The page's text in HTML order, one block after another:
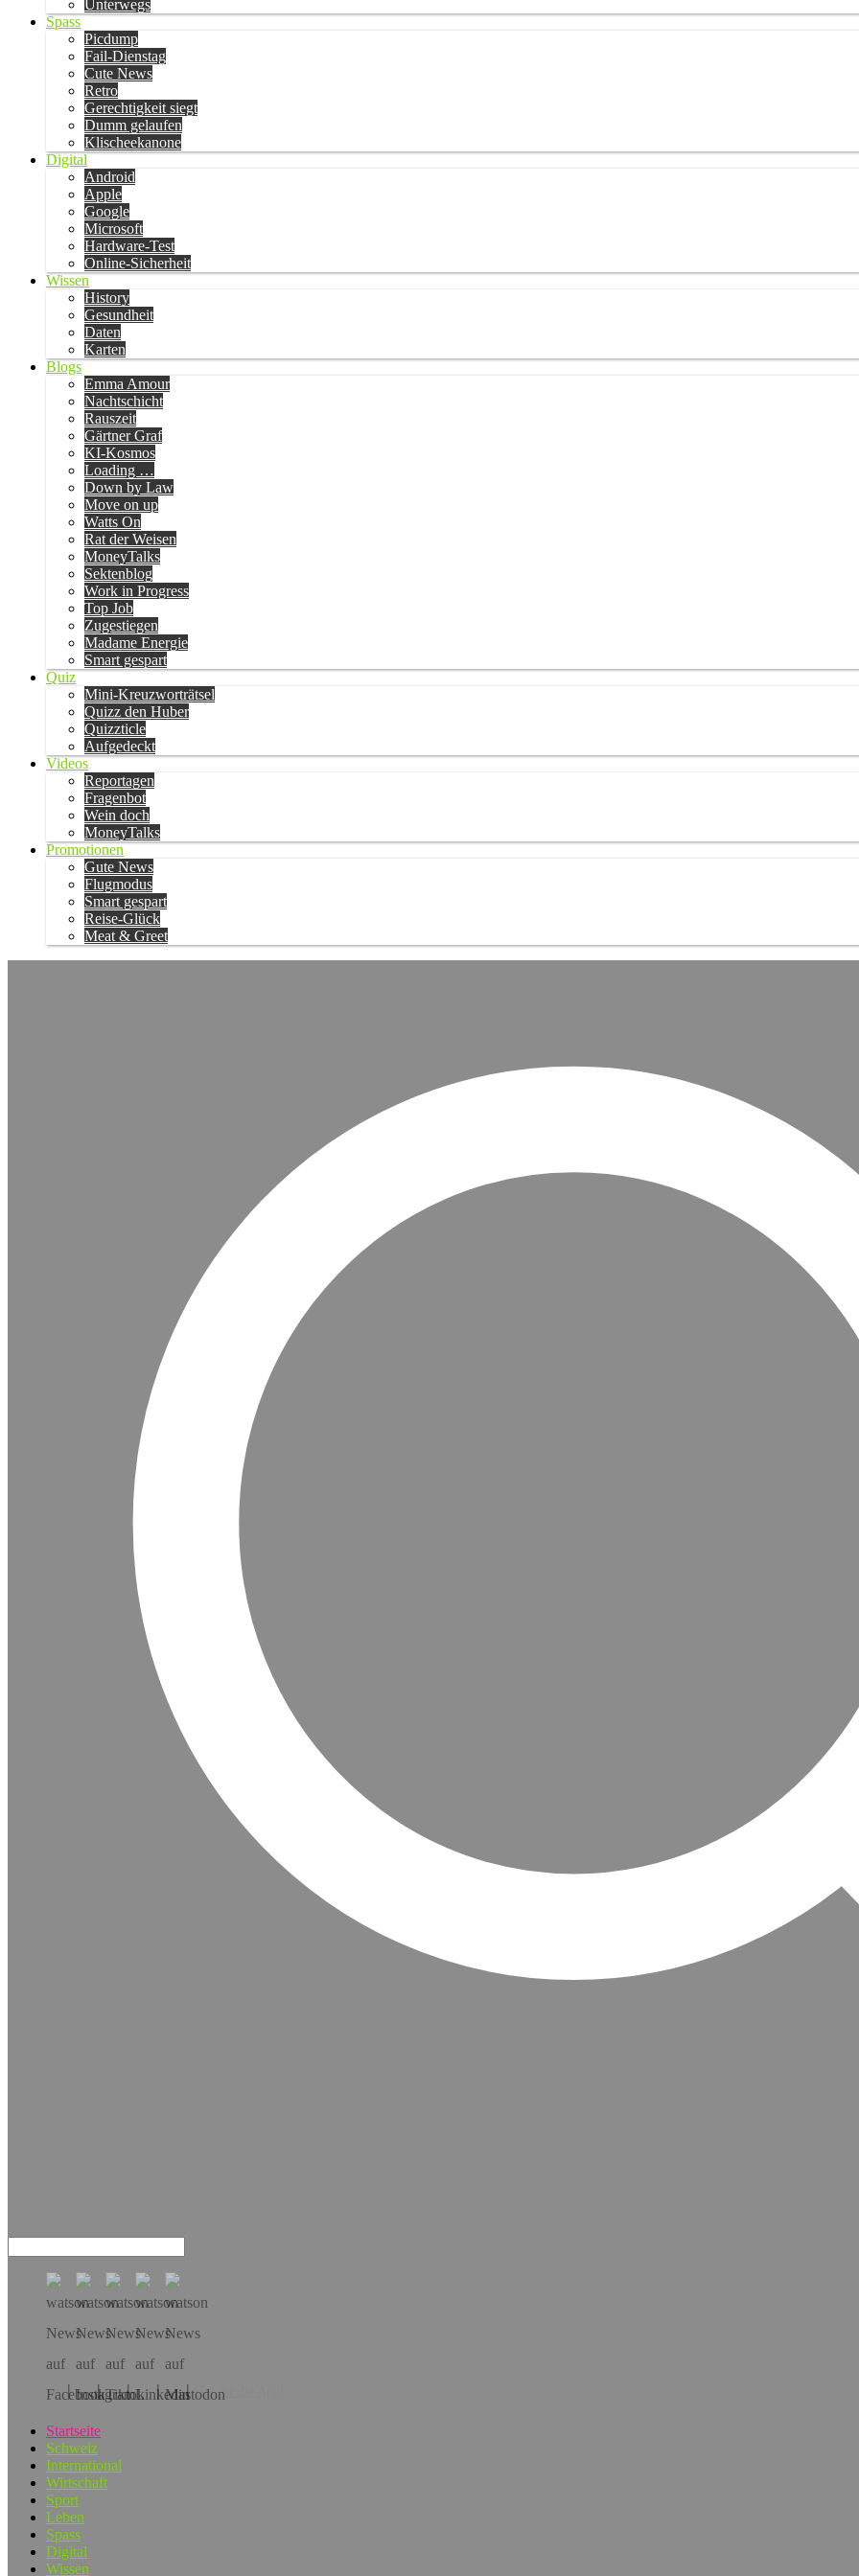
Unterwegs
Spass
Picdump
Fail-Dienstag
Cute News
Retro
Gerechtigkeit siegt
Dumm gelaufen
Klischeekanone
Digital
Android
Apple
Google
Microsoft
Hardware-Test
Online-Sicherheit
Wissen
History
Gesundheit
Daten
Karten
Blogs
Emma Amour
Nachtschicht
Rauszeit
Gärtner Graf
KI-Kosmos
Loading …
Down by Law
Move on up
Watts On
Rat der Weisen
MoneyTalks
Sektenblog
Work in Progress
Top Job
Zugestiegen
Madame Energie
Smart gespart
Quiz
Mini-Kreuzworträtsel
Quizz den Huber
Quizzticle
Aufgedeckt
Videos
Reportagen
Fragenbot
Wein doch
MoneyTalks
Promotionen
Gute News
Flugmodus
Smart gespart
Reise-Glück
Meat & Greet
Hol dir die App!
Startseite
Schweiz
International
Wirtschaft
Sport
Leben
Spass
Digital
Wissen